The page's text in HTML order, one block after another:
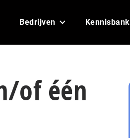
Bedrijven Kennisbank
of één